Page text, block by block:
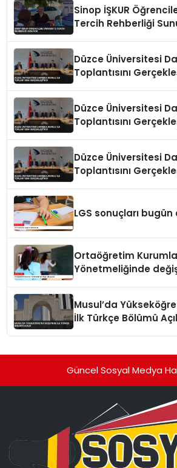
Sinop İŞKUR
Tercih Rehberliği
Düzce Üniversitesi
Toplantısını
Düzce Üniversitesi
Toplantısını
Düzce Üniversitesi
Toplantısını
LGS sonuçları
Ortaöğretim
Yönetmeliğinde
Musul’da
İlk Türkçe Bölümü
Güncel Sosyal Medya